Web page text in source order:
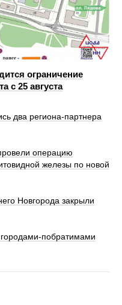
ограничение
с 25 августа
два региона-партнера
операцию
железы по новой
Новгорода закрыли
побратимами